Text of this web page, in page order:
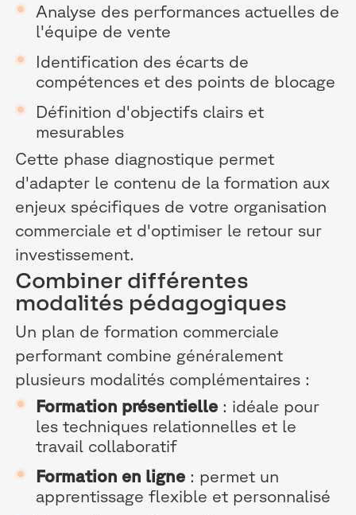
Analyse des performances actuelles de
l'équipe de vente
Identification des écarts de
compétences et des points de blocage
Définition d'objectifs clairs et
mesurables
Cette phase diagnostique permet
d'adapter le contenu de la formation aux
enjeux spécifiques de votre organisation
commerciale et d'optimiser le retour sur
investissement.
Combiner différentes
modalités pédagogiques
Un plan de formation commerciale
performant combine généralement
plusieurs modalités complémentaires :
Formation présentielle: idéale pour
les techniques relationnelles et le
travail collaboratif
Formation en ligne: permet un
apprentissage flexible et personnalisé